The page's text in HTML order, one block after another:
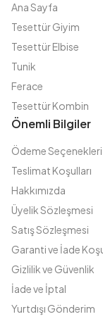
Ana Sayfa
Tesettür Giyim
Tesettür Elbise
Tunik
Ferace
Tesettür Kombin
Önemli Bilgiler
Ödeme Seçenekleri
Teslimat Koşulları
Hakkımızda
Üyelik Sözleşmesi
Satış Sözleşmesi
Garanti ve İade
Gizlilik ve Güvenlik
İade ve İptal
Yurtdışı Gönderim